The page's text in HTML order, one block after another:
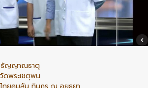
ธัญญาณธาตุ
ดพระเชตุพน